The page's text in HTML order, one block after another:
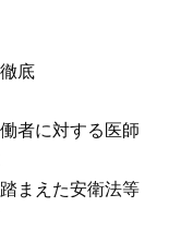
底
者に対する医師
まえた安衛法等